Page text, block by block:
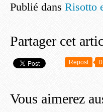
Publié dans Risotto
Partager cet
Repost 0
Vous aimerez